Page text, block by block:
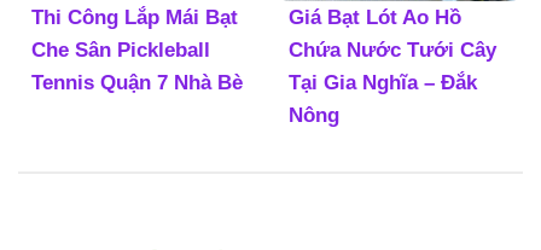
Thi Công Lắp Mái Bạt
Che Sân Pickleball
Tennis Quận 7 Nhà Bè
Giá Bạt Lót Ao Hồ
Chứa Nước Tưới Cây
Tại Gia Nghĩa – Đắk
Nông